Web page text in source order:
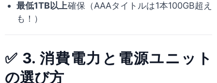
最低1TB以上確保（AAAタイトルは1本100GB超え
も！）
✅ 3. 消費電力と電源ユニット
の選び方